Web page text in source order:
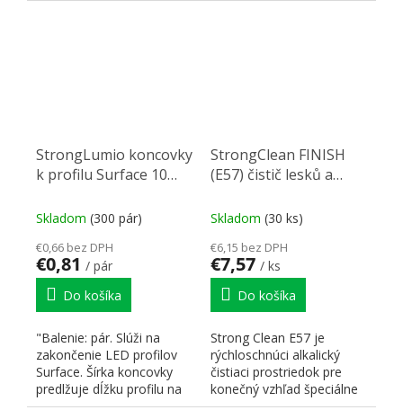
StrongLumio koncovky
k profilu Surface 10
Skladom (300 pár)
€0,66 bez DPH
€0,81 / pár
Do košíka
"Balenie: pár. Slúži na
zakončenie LED profilov
Surface. Šírka koncovky
predlžuje dĺžku profilu na
každej strane o 2...
StrongClean FINISH
(E57) čistič lesků a
Skladom (30 ks)
€6,15 bez DPH
€7,57 / ks
Do košíka
Strong Clean E57 je
rýchloschnúci alkalický
čistiaci prostriedok pre
konečný vzhľad špeciálne
vysoko lesklých a...